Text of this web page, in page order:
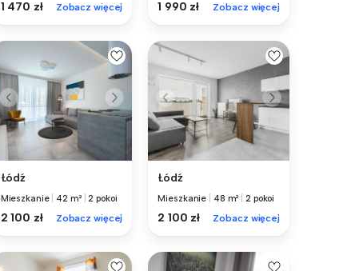
1 470 zł Zobacz więcej 1 990 zł Zobacz więcej
Łódź
Mieszkanie 42 m² |2 pokoi
2 100 zł Zobacz więcej
Łódź
Mieszkanie 48 m² 2 pokoi
2 100 zł Zobacz więcej